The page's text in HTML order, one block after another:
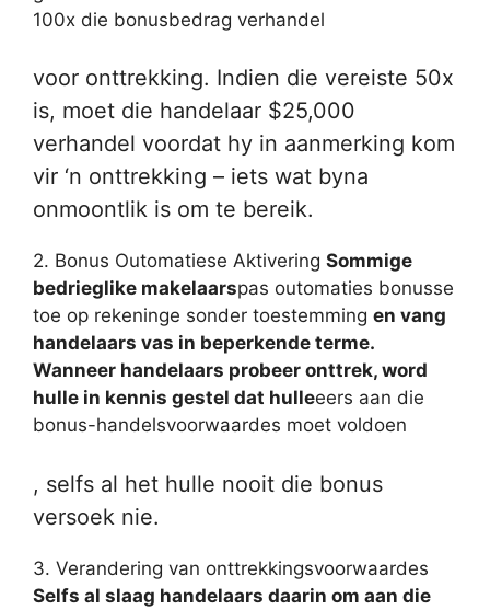
100x die bonusbedrag verhandel
voor onttrekking. Indien die vereiste 50x
is, moet die handelaar $25,000
verhandel voordat hy in aanmerking kom
vir ‘n onttrekking – iets wat byna
onmoontlik is om te bereik.
2. Bonus Outomatiese Aktivering Sommige
bedrieglike makelaarspas outomaties bonusse
toe op rekeninge sonder toestemming en vang
handelaars vas in beperkende terme.
Wanneer handelaars probeer onttrek, word
hulle in kennis gestel dat hulleeers aan die
bonus-handelsvoorwaardes moet voldoen
, selfs al het hulle nooit die bonus
versoek nie.
3. Verandering van onttrekkingsvoorwaardes
Selfs al slaag handelaars daarin om aan die